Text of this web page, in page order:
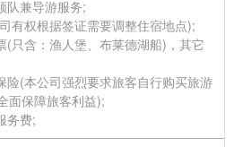
队兼导游服务;
有权根据签证需要调整住宿地点);
(只含：渔人堡、布莱德湖船)，其它
险(本公司强烈要求旅客自行购买旅游
面保障旅客利益);
务费;